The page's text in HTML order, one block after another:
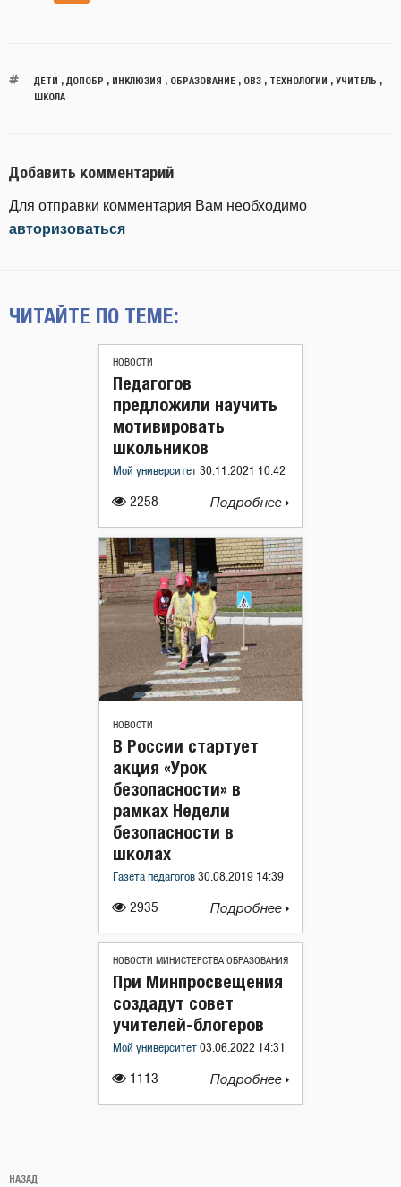
ДЕТИ , ДОПОБР , ИНКЛЮЗИЯ , ОБРАЗОВАНИЕ, ОВЗ, ТЕХНОЛОГИИ , УЧИТЕЛЬ ,
ШКОЛА
Добавить комментарий
Для отправки комментария Вам необходимо
авторизоваться
ЧИТАЙТЕ ПО ТЕМЕ:
НОВОСТИ
2258
Педагогов
предложили научить
мотивировать
школьников
Мой университет 30.11.2021 10:42
Подробнее
НОВОСТИ
2935
В России стартует
акция «Урок
безопасности» в
рамках Недели
безопасности в
школах
Газета педагогов 30.08.2019 14:39
Подробнее
НОВОСТИ МИНИСТЕРСТВА ОБРАЗОВАНИЯ
1113
При Минпросвещения
создадут совет
учителей-блогеров
Мой университет 03.06.2022 14:31
Подробнее
Предыдущая
НАЗАД